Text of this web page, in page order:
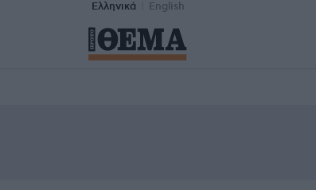
Ελληνικά English